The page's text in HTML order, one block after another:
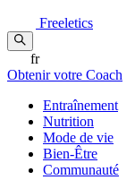
Freeletics
fr
Obtenir votre Coach
Entraînement
Nutrition
Mode de vie
Bien-Être
Communauté